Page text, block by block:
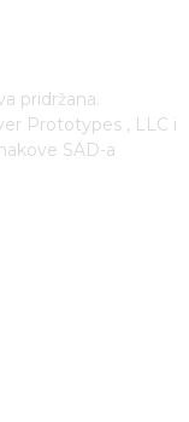
pridržana.
Prototypes , LLC i
SAD-a